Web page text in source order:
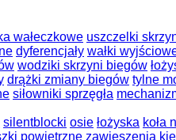
wałeczkowe uszczelki
dyferencjały wałki
wodziki skrzyni biegów
drążki zmiany biegów tylne
siłowniki sprzęgła
silentblocki osie łożyska koła
powietrzne zawieszenia